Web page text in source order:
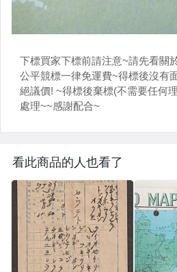
看此商品的人也看了